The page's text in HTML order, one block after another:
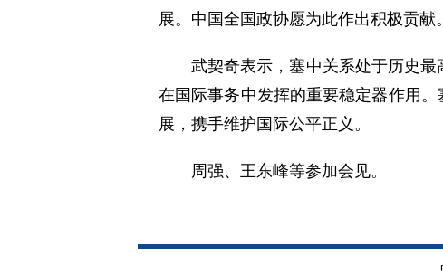
展。中国全国政协愿为此作出积极贡献。
武契奇表示，塞中关系处于历史
在国际事务中发挥的重要稳定器作用
展，携手维护国际公平正义。
周强、王东峰等参加会见。